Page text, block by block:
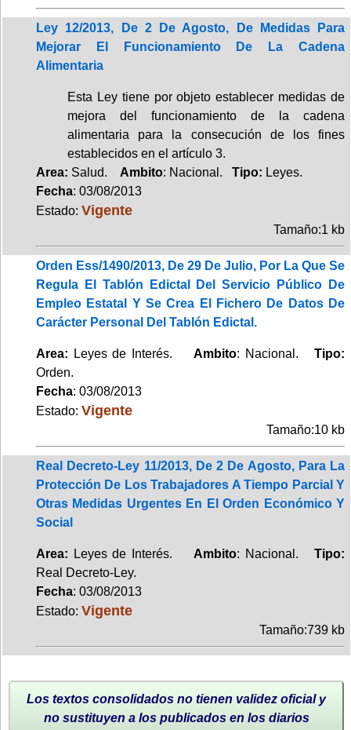
Ley 12/2013, De 2 De Agosto, De Medidas Para
Mejorar El Funcionamiento De La Cadena
Alimentaria
Esta Ley tiene por objeto establecer medidas de
mejora del funcionamiento de la cadena
alimentaria para la consecución de los fines
establecidos en el artículo 3.
Area: Salud. Ambito: Nacional. Tipo: Leyes.
Fecha: 03/08/2013
Estado: Vigente
Tamaño:1 kb
Orden Ess/1490/2013, De 29 De Julio, Por La Que Se
Regula El Tablón Edictal Del Servicio Público De
Empleo Estatal Y Se Crea El Fichero De Datos De
Carácter Personal Del Tablón Edictal.
Area: Leyes de Interés.Ambito: Nacional.Tipo:
Orden.
Fecha: 03/08/2013
Estado: Vigente
Tamaño:10 kb
Real Decreto-Ley 11/2013, De 2 De Agosto, Para La
Protección De Los Trabajadores A Tiempo Parcial Y
Otras Medidas Urgentes En El Orden Económico Y
Social
Area: Leyes de Interés. Ambito: Nacional.Tipo:
Real Decreto-Ley.
Fecha: 03/08/2013
Estado: Vigente
Tamaño:739 kb
Los textos consolidados no tienen validez oficial y
no sustituyen a los publicados en los diarios